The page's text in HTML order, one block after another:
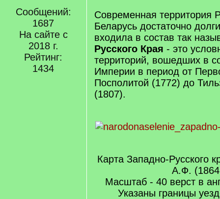
Сообщений:
1687
На сайте с
2018 г.
Рейтинг:
1434
Современная территория
Беларусь достаточно
входила в состав так
Русского Края - это
территорий, вошедших в
Империи в период от
Посполитой (1772) до
(1807).
Карта Западно-Русского
А.Ф. (1864
Масштаб - 40 верст в
Указаны границы